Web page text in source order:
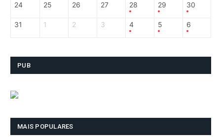
24 25 26 27 28 29 30
31 1 2 3 4 5 6
PUB
MAIS POPULARES